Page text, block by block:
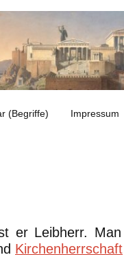
(Begriffe) Impressum
er Leibherr. Man
Kirchenherrschaft